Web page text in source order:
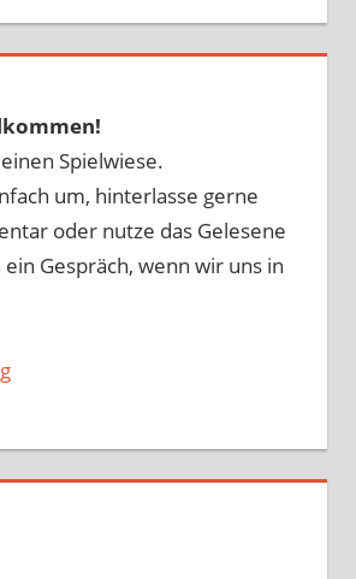
Spielwiese.
um, hinterlasse gerne
oder nutze das Gelesene
ein Gespräch, wenn wir uns in